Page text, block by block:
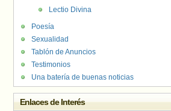
Lectio Divina
Poesía
Sexualidad
Tablón de Anuncios
Testimonios
Una batería de buenas noticias
Enlaces de Interés